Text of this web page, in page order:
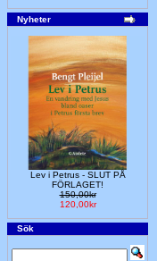
Nyheter
Lev i Petrus - SLUT PÅ
FÖRLAGET!
150,00kr
120,00kr
Sök